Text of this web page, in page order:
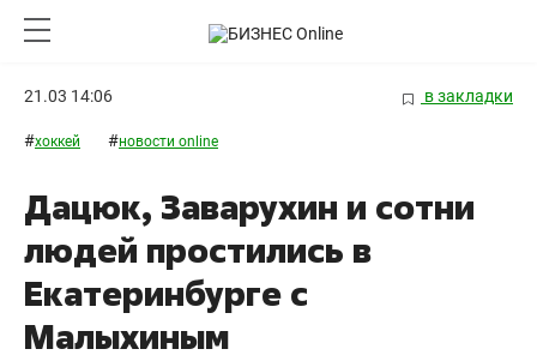
21.03 14:06 в закладки
#хоккей #новости online
Дацюк, Заварухин и сотни
людей простились в
Екатеринбурге с
Малыхиным